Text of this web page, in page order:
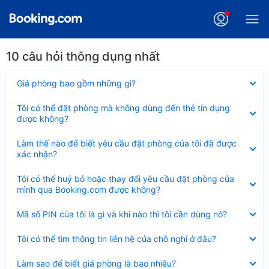
10 câu hỏi thông dụng nhất
Giá phòng bao gồm những gì?
thu
Tôi có thể đặt phòng mà không dùng đến thẻ tín dụng
được không?
thu
gọn
Làm thế nào để biết yêu cầu đặt phòng của tôi đã được
xác nhận?
thu
gọn
Tôi có thể huỷ bỏ hoặc thay đổi yêu cầu đặt phòng của
mình qua Booking.com được không?
thu
gọn
Mã số PIN của tôi là gì và khi nào thì tôi cần dùng nó?
thu
Tôi có thể tìm thông tin liên hệ của chỗ nghỉ ở đâu?
thu
Làm sao để biết giá phòng là bao nhiêu?
thu